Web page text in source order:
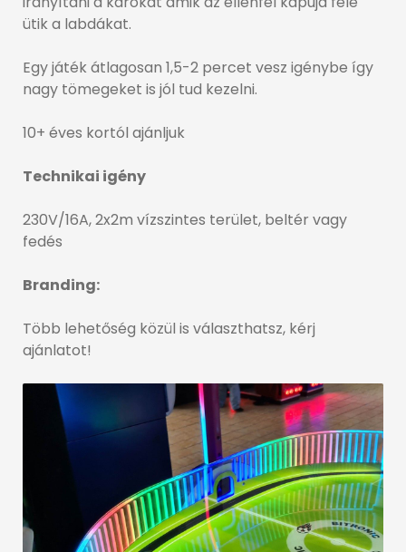
ütik a labdákat.
Egy játék átlagosan 1,5-2 percet vesz igénybe így
nagy tömegeket is jól tud kezelni.
10+ éves kortól ajánljuk
Technikai igény
230V/16A, 2x2m vízszintes terület, beltér vagy
fedés
Branding:
Több lehetőség közül is választhatsz, kérj
ajánlatot!